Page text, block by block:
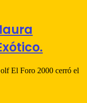
El Foro 2000 cerró el